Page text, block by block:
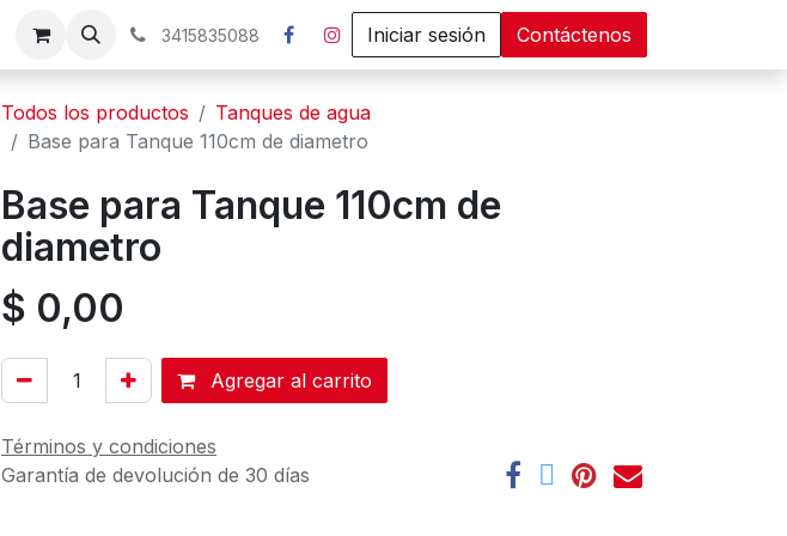
3415835088 Iniciar sesión Contáctenos
Todos los productos
Tanques de agua
Base para Tanque 110cm de diametro
Base para Tanque 110cm de
diametro
$ 0,00
Agregar al carrito
Términos y condiciones
Garantía de devolución de 30 días